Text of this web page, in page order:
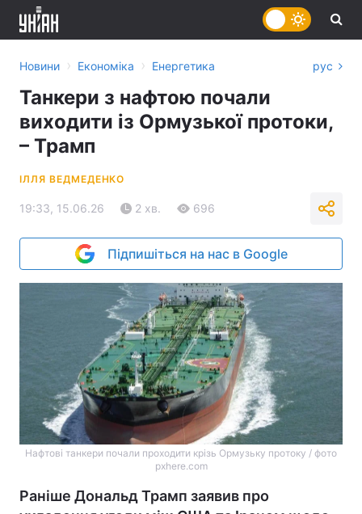
Новини › Економіка › Енергетика рус
Танкери з нафтою почали
виходити із Ормузької протоки,
– Трамп
ІЛЛЯ ВЕДМЕДЕНКО
19:33, 15.06.26 2 хв. 696
Підпишіться на нас в Google
Нафтові танкери почали проходити крізь Ормузьку протоку / фото
pxhere.com
Раніше Дональд Трамп заявив про